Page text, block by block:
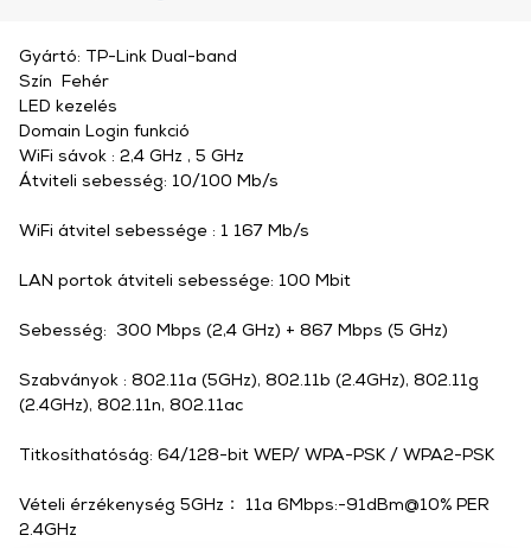
Gyártó: TP-Link Dual-band
Szín Fehér
LED kezelés
Domain Login funkció
WiFi sávok : 2,4 GHz , 5 GHz
Átviteli sebesség: 10/100 Mb/s
WiFi átvitel sebessége : 1 167 Mb/s
LAN portok átviteli sebessége: 100 Mbit
Sebesség: 300 Mbps (2,4 GHz) + 867 Mbps (5 GHz)
Szabványok : 802.11a (5GHz), 802.11b (2.4GHz), 802.11g
(2.4GHz), 802.11n, 802.11ac
Titkosíthatóság: 64/128-bit WEP/ WPA-PSK / WPA2-PSK
Vételi érzékenység 5GHz： 11a 6Mbps:-91dBm@10% PER
2.4GHz